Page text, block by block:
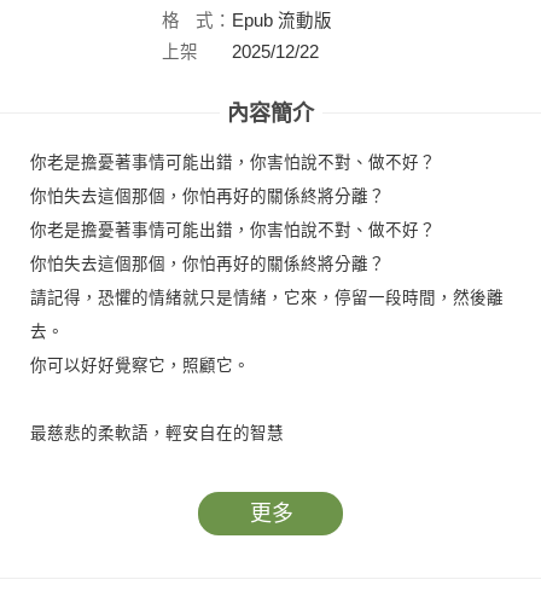
格
式： Epub 流動版
上架
2025/12/22
內容簡介
你老是擔憂著事情可能出錯，你害怕說不對、做不好？
你怕失去這個那個，你怕再好的關係終將分離？
你老是擔憂著事情可能出錯，你害怕說不對、做不好？
你怕失去這個那個，你怕再好的關係終將分離？
請記得，恐懼的情緒就只是情緒，它來，停留一段時間，然後離
去。
你可以好好覺察它，照顧它。
最慈悲的柔軟語，輕安自在的智慧
人們的擔心害怕，就像父母對子女的擔憂一般，連綿不絕。擔心
更多